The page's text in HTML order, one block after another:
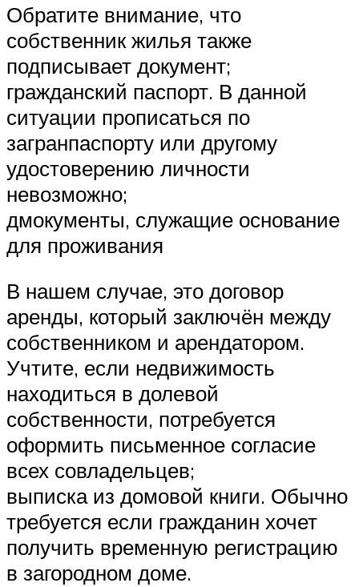
Обратите внимание, что
собственник жилья также
подписывает документ;
гражданский паспорт. В данной
ситуации прописаться по
загранпаспорту или другому
удостоверению личности
невозможно;
дмокументы, служащие основание
для проживания
В нашем случае, это договор
аренды, который заключён между
собственником и арендатором.
Учтите, если недвижимость
находиться в долевой
собственности, потребуется
оформить письменное согласие
всех совладельцев;
выписка из домовой книги. Обычно
требуется если гражданин хочет
получить временную регистрацию
в загородном доме.